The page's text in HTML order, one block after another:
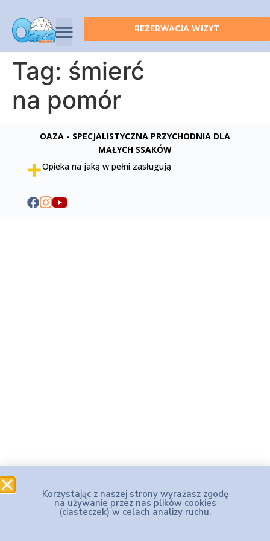
REZERWACJA WIZYT
Tag: śmierć
na pomór
OAZA - SPECJALISTYCZNA PRZYCHODNIA DLA
MAŁYCH SSAKÓW
Opieka na jaką w pełni zasługują
Korzystając z naszej strony wyrażasz zgodę
na używanie przez nas plików cookies
(ciasteczek) w celach analizy ruchu.